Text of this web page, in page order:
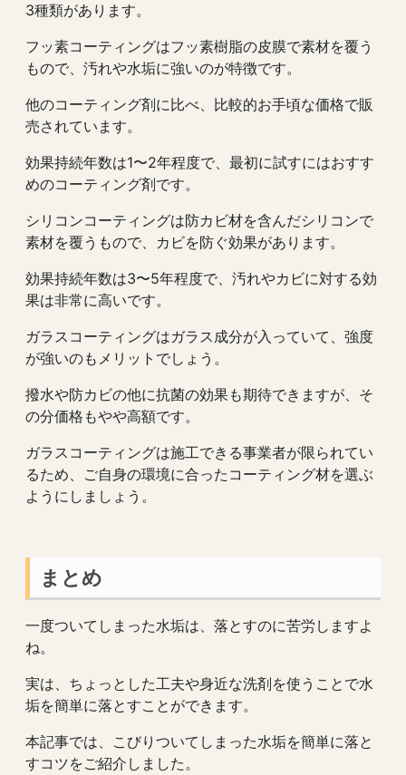
3種類があります。
フッ素コーティングはフッ素樹脂の皮膜で素材を覆う
もので、汚れや水垢に強いのが特徴です。
他のコーティング剤に比べ、比較的お手頃な価格で販
売されています。
効果持続年数は1〜2年程度で、最初に試すにはおすす
めのコーティング剤です。
シリコンコーティングは防カビ材を含んだシリコンで
素材を覆うもので、カビを防ぐ効果があります。
効果持続年数は3〜5年程度で、汚れやカビに対する効
果は非常に高いです。
ガラスコーティングはガラス成分が入っていて、強度
が強いのもメリットでしょう。
撥水や防カビの他に抗菌の効果も期待できますが、そ
の分価格もやや高額です。
ガラスコーティングは施工できる事業者が限られてい
るため、ご自身の環境に合ったコーティング材を選ぶ
ようにしましょう。
まとめ
一度ついてしまった水垢は、落とすのに苦労しますよ
ね。
実は、ちょっとした工夫や身近な洗剤を使うことで水
垢を簡単に落とすことができます。
本記事では、こびりついてしまった水垢を簡単に落と
すコツをご紹介しました。